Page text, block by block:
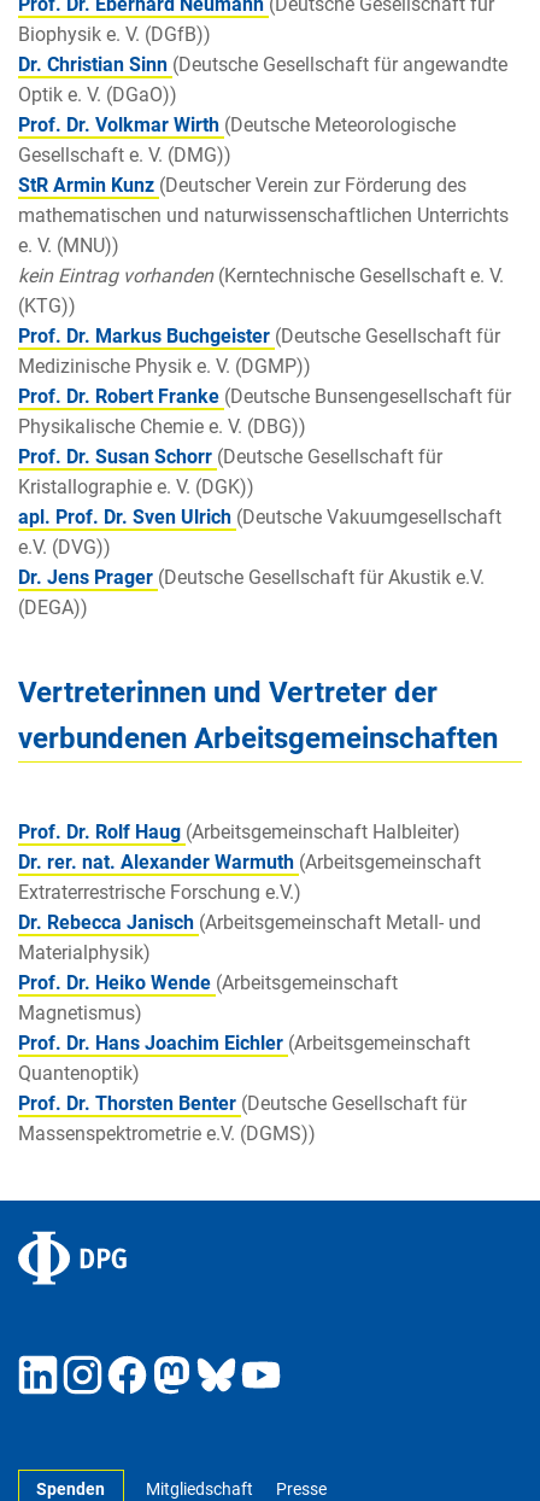
Biophysik e. V. (DGfB))
Dr. Christian Sinn (Deutsche Gesellschaft für angewandte
Optik e. V. (DGaO))
Prof. Dr. Volkmar Wirth (Deutsche Meteorologische
Gesellschaft e. V. (DMG))
StR Armin Kunz (Deutscher Verein zur Förderung des
mathematischen und naturwissenschaftlichen Unterrichts
e. V. (MNU))
kein Eintrag vorhanden(Kerntechnische Gesellschaft e. V.
(KTG))
Prof. Dr. Markus Buchgeister (Deutsche Gesellschaft für
Medizinische Physik e. V. (DGMP))
Prof. Dr. Robert Franke (Deutsche Bunsengesellschaft für
Physikalische Chemie e. V. (DBG))
Prof. Dr. Susan Schorr (Deutsche Gesellschaft für
Kristallographie e. V. (DGK))
apl. Prof. Dr. Sven Ulrich (Deutsche Vakuumgesellschaft
e.V. (DVG))
Dr. Jens Prager (Deutsche Gesellschaft für Akustik e.V.
(DEGA))
Vertreterinnen und Vertreter der
verbundenen Arbeitsgemeinschaften
Prof. Dr. Rolf Haug (Arbeitsgemeinschaft Halbleiter)
Dr. rer. nat. Alexander Warmuth (Arbeitsgemeinschaft
Extraterrestrische Forschung e.V.)
Dr. Rebecca Janisch (Arbeitsgemeinschaft Metall- und
Materialphysik)
Prof. Dr. Heiko Wende (Arbeitsgemeinschaft
Magnetismus)
Prof. Dr. Hans Joachim Eichler (Arbeitsgemeinschaft
Quantenoptik)
Prof. Dr. Thorsten Benter (Deutsche Gesellschaft für
Massenspektrometrie e.V. (DGMS))
Spenden Mitgliedschaft Presse